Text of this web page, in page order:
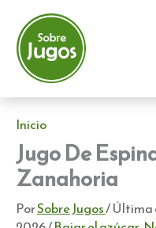
contenido
Inicio
Jugo De
Zanahoria
PorSobre Jugos/ Última